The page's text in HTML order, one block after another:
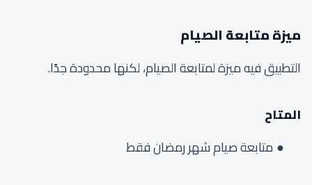
ميزة متابعة الصيام
التطبيق فيه ميزة لمتابعة الصيام، لكنها محدودة جدًا.
المتاح
متابعة صيام شهر رمضان فقط